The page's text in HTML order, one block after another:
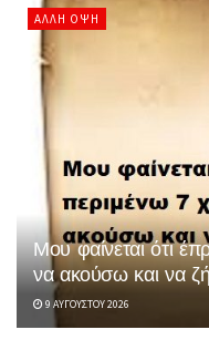
ΆΛΛΗ ΌΨΗ
Μου φαίνεται ότι
να ακούσω και να
9 ΑΥΓΟΎΣΤΟΥ 2026